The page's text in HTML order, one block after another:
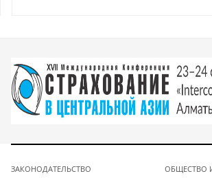
ЗАКОНОДАТЕЛЬСТВО
ОБЩЕСТВО